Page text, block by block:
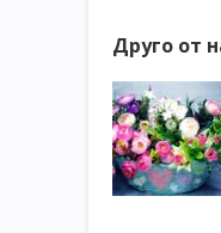
Друго от